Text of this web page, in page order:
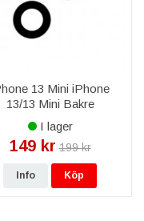
13 Mini iPhone
13/13 Mini Bakre
Kameralins med tejp
I lager
149 kr 199 kr
Info Köp